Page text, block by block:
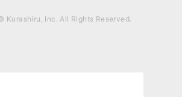
Kurashiru, Inc. All Rights Reserved.